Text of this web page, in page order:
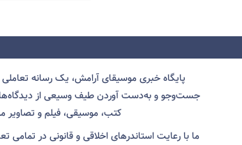
پایگاه خبری موسیقای آرامش، یک رسانه
جست‌و‌جو و به‌دست آوردن طیف وسیعی از دیدگاه‌ها و
کتب، موسیقی، فیلم و تصاویر
ما با رعایت استاندرهای اخلاقی و قانونی در تمامی